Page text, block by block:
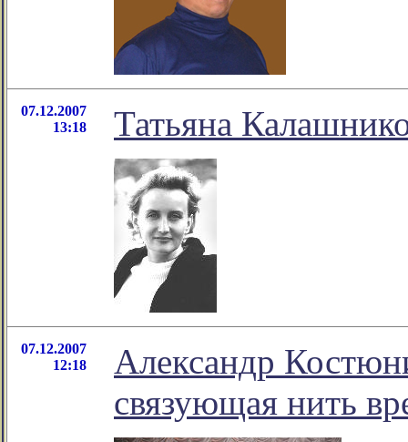
07.12.2007
13:18
Татьяна
07.12.2007
12:18
Александр
связующая нить